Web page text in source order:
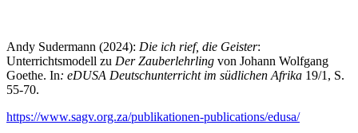
Andy Sudermann (2024): Die ich rief, die Geister:
Unterrichtsmodell zu Der Zauberlehrling von Johann Wolfgang
Goethe. In: eDUSA Deutschunterricht im südlichen Afrika 19/1, S.
55-70.
https://www.sagv.org.za/publikationen-publications/edusa/